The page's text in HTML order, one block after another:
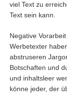
viel Text zu
Text sein kann.
Negative
Werbetexter
abstruseren
Botschaften und
und inhaltsleer
könne jeder, der